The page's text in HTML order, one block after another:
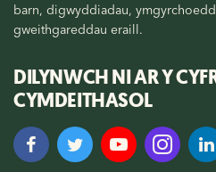
barn, digwyddiadau,
gweithgareddau eraill.
DILYNWCH NI AR Y
CYMDEITHASOL